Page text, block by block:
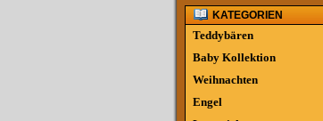
KATEGORIEN
Teddybären
Baby Kollektion
Weihnachten
Engel